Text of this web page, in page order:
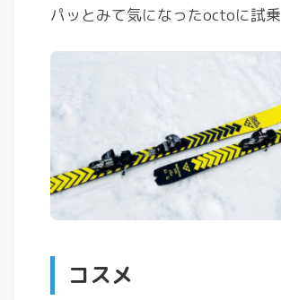
パッとみて気になったoctoに試乗
コスメ